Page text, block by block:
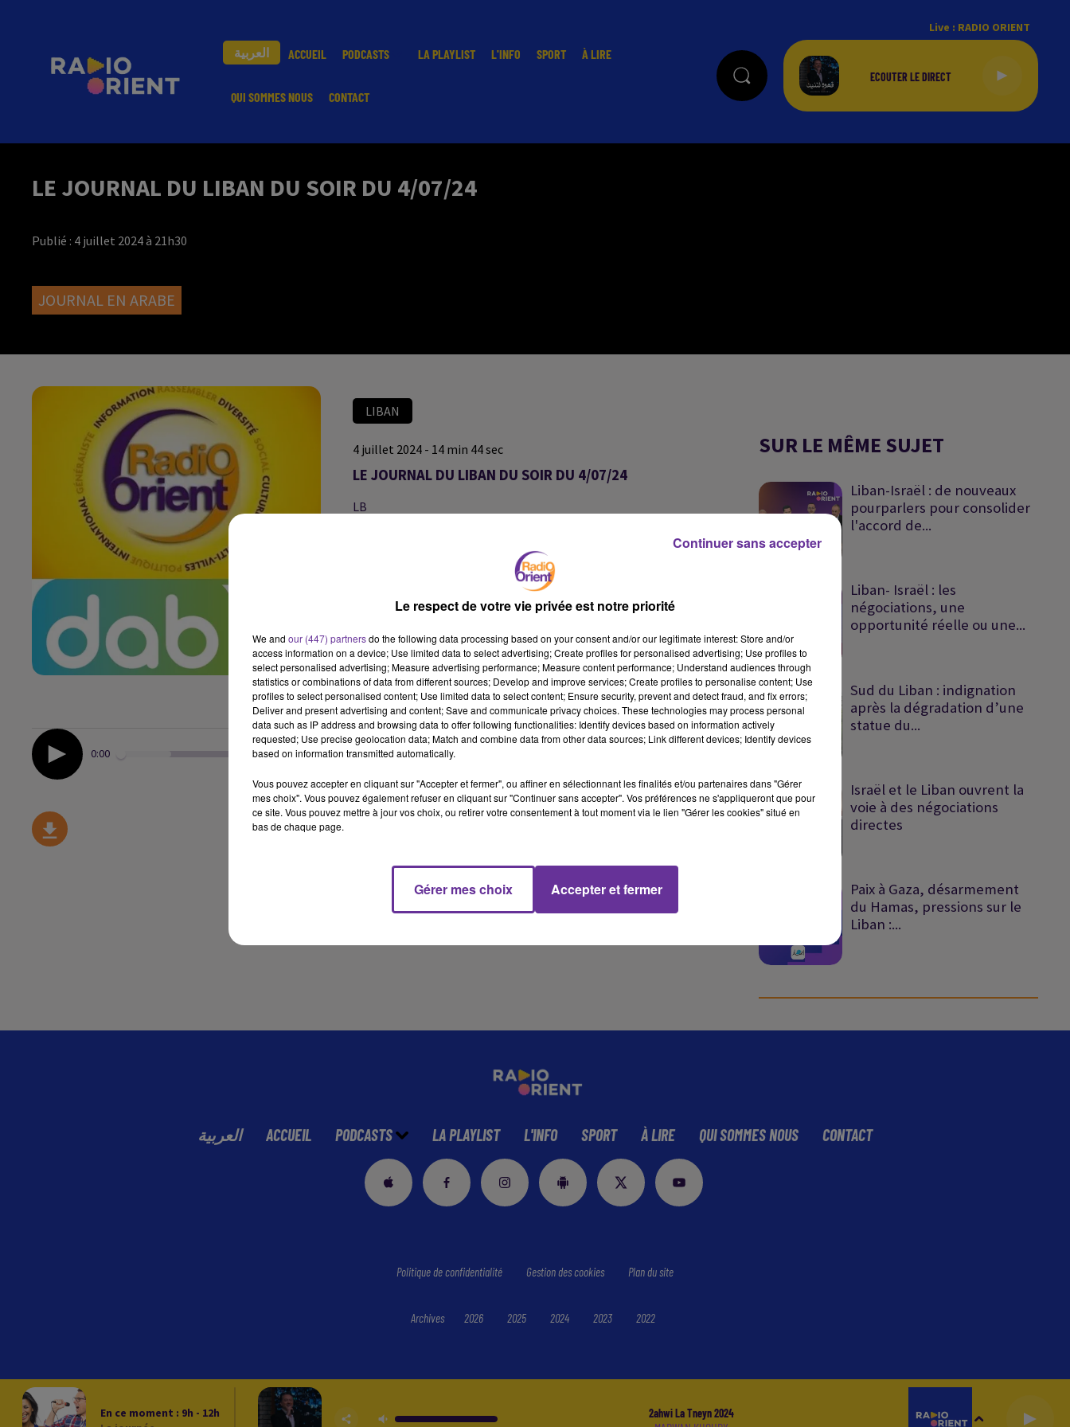
العربية ACCUEIL PODCASTS LA PLAYLIST L'INFO SPORT À LIRE
QUI SOMMES NOUS CONTACT
Live : RADIO ORIENT
LE JOURNAL DU LIBAN DU SOIR DU 4/07/24
Publié : 4 juillet 2024 à 21h30
JOURNAL EN ARABE
LIBAN
4 juillet 2024 - 14 min 44 sec
LE JOURNAL DU LIBAN DU SOIR DU 4/07/24
LB
LE JOURNAL DU LIBAN DU SOIR DU 4/07/24
0:00
SUR LE MÊME SUJET
Liban-Israël : de nouveaux
pourparlers pour consolider
l'accord de...
Liban- Israël : les
négociations, une
opportunité réelle ou une...
Sud du Liban : indignation
après la dégradation d’une
statue du...
Israël et le Liban ouvrent la
voie à des négociations
directes
Paix à Gaza, désarmement
du Hamas, pressions sur le
Liban :...
العربية ACCUEIL PODCASTS LA PLAYLIST L'INFO SPORT À LIRE QUI SOMMES NOUS CONTACT
En ce moment : 9h - 12h
2ahwi La Tneyn 2024
Politique de confidentialité Gestion des cookies Plan du site
Archives 2026 2025 2024 2023 2022
Le respect de votre vie privée est notre priorité
We and our (447) partnersdo the following data processing based on your consent and/or our legitimate interest: Store and/or
access information on a device; Use limited data to select advertising; Create profiles for personalised advertising; Use profiles to
select personalised advertising; Measure advertising performance; Measure content performance; Understand audiences through
statistics or combinations of data from different sources; Develop and improve services; Create profiles to personalise content; Use
profiles to select personalised content; Use limited data to select content; Ensure security, prevent and detect fraud, and fix errors;
Deliver and present advertising and content; Save and communicate privacy choices. These technologies may process personal
data such as IP address and browsing data to offer following functionalities: Identify devices based on information actively
requested; Use precise geolocation data; Match and combine data from other data sources; Link different devices; Identify devices
based on information transmitted automatically.
Vous pouvez accepter en cliquant sur "Accepter et fermer", ou affiner en sélectionnant les finalités et/ou partenaires dans "Gérer
mes choix". Vous pouvez également refuser en cliquant sur "Continuer sans accepter". Vos préférences ne s'appliqueront que pour
ce site. Vous pouvez mettre à jour vos choix, ou retirer votre consentement à tout moment via le lien "Gérer les cookies" situé en
bas de chaque page.
Gérer mes choix Accepter et fermer
Continuer sans accepter